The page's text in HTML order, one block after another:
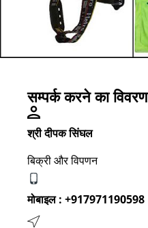
सम्पर्क करने का विवरण
श्री दीपक सिंघल
बिक्री और विपणन
मोबाइल : +917971190598